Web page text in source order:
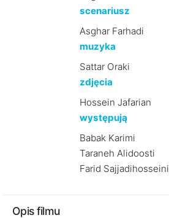
scenariusz
Asghar Farhadi
muzyka
Sattar Oraki
zdjęcia
Hossein Jafarian
występują
Babak Karimi
Taraneh Alidoosti
Farid Sajjadihosseini
Opis filmu